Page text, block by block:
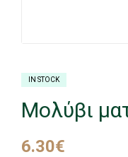
IN STOCK
Μολύβι
6.30€